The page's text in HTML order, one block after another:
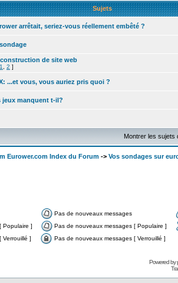
Sujets
arrêtait, seriez-vous réellement embêté ?
de site web
1 2 ]
...et vous, vous auriez pris quoi ?
jeux manquent t-il?
Montrer les sujets
Eurower.com Index du Forum -> Vos sondages sur
Pas de nouveaux messages
Populaire ]
Pas de nouveaux messages [ Populaire ]
Verrouillé ]
Pas de nouveaux messages [ Verrouillé ]
Powered by